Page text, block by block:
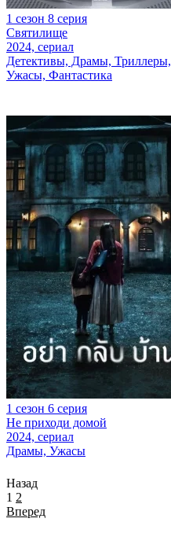
1 сезон 8 серия
Святилище
2024, сериал
Детективы, Драмы, Триллеры,
Ужасы, Фантастика
1 сезон 6 серия
Не приходи домой
2024, сериал
Драмы, Ужасы
Назад
1 2
Вперед